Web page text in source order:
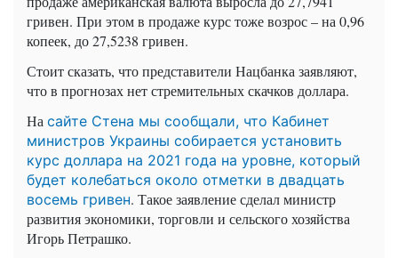
гривен. При этом в продаже курс тоже возрос – на 0,96
копеек, до 27,5238 гривен.
Стоит сказать, что представители Нацбанка заявляют,
что в прогнозах нет стремительных скачков доллара.
На сайте Стена мы сообщали, что Кабинет
министров Украины собирается установить
курс доллара на 2021 года на уровне, который
будет колебаться около отметки в двадцать
восемь гривен. Такое заявление сделал министр
развития экономики, торговли и сельского хозяйства
Игорь Петрашко.